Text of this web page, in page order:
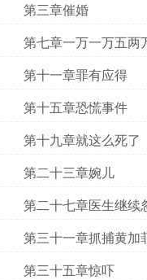
第三章催婚
第七章一万一万五两
第十一章罪有应得
第十五章恐慌事件
第十九章就这么死了
第二十三章婉儿
第二十七章医生继续
第三十一章抓捕黄加
第三十五章惊吓